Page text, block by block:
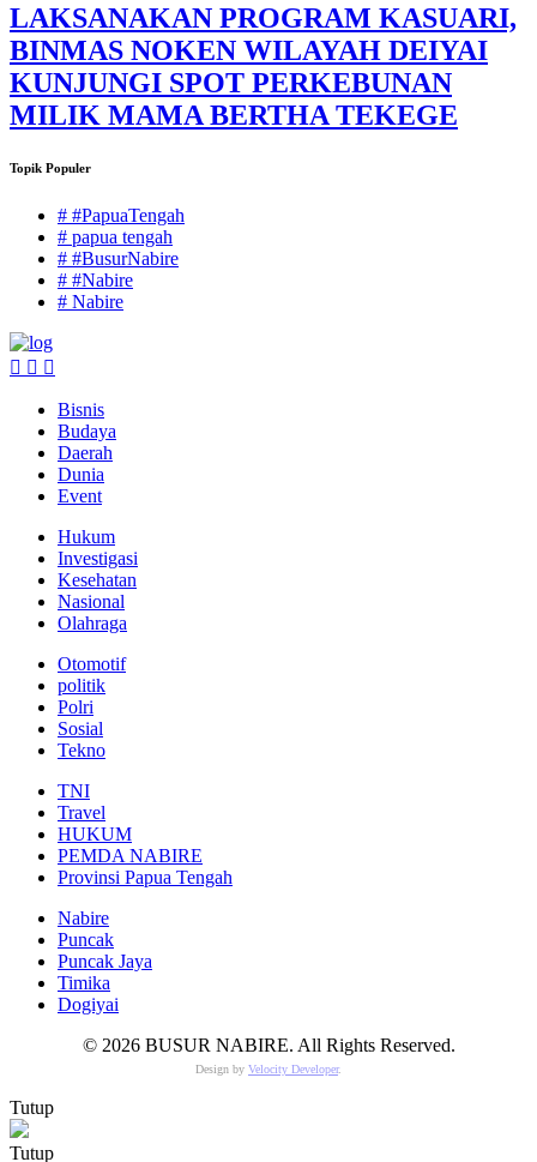
LAKSANAKAN PROGRAM KASUARI,
BINMAS NOKEN WILAYAH DEIYAI
KUNJUNGI SPOT PERKEBUNAN
MILIK MAMA BERTHA TEKEGE
Topik Populer
# #PapuaTengah
# papua tengah
# #BusurNabire
# #Nabire
# Nabire
Bisnis
Budaya
Daerah
Dunia
Event
Hukum
Investigasi
Kesehatan
Nasional
Olahraga
Otomotif
politik
Polri
Sosial
Tekno
TNI
Travel
HUKUM
PEMDA NABIRE
Provinsi Papua Tengah
Nabire
Puncak
Puncak Jaya
Timika
Dogiyai
© 2026 BUSUR NABIRE. All Rights Reserved.
Design by Velocity Developer.
Tutup
Tutup